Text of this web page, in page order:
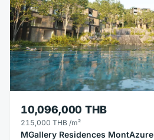
10,096,000 THB
215,000 THB /m²
MGallery Residences MontAzure